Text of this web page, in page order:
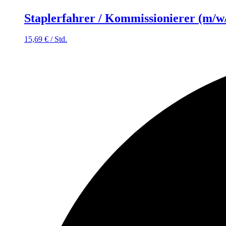
Staplerfahrer / Kommissionierer (m/
15,69 € / Std.